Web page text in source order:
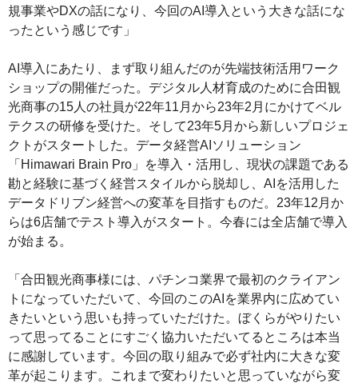
規事業やDXの話になり、今回のAI導入という大きな話にな
ったという感じです」
AI導入にあたり、まず取り組んだのが先端技術活用ワーク
ショップの開催だった。デジタル人材育成のために合田観
光商事の15人の社員が22年11月から23年2月にかけてベル
テクスの研修を受けた。そして23年5月から新しいプロジェ
クトがスタートした。データ経営AIソリューション
「Himawari Brain Pro」を導入・活用し、現状の課題である
勘と経験に基づく経営スタイルから脱却し、AIを活用した
データドリブン経営への変革を目指すものだ。23年12月か
らは6店舗でテスト導入がスタート。今春には全店舗で導入
が始まる。
「合田観光商事様には、パチンコ業界で最初のクライアン
トになっていただいて、今回のこのAIを業界内に広めてい
きたいという思いも持っていただけた。ぼくらがやりたい
って思ってることにすごく協力いただいてるところは本当
に感謝しています。今回の取り組みで必ず社内に大きな変
革が起こります。これまで変わりたいと思っていながら変